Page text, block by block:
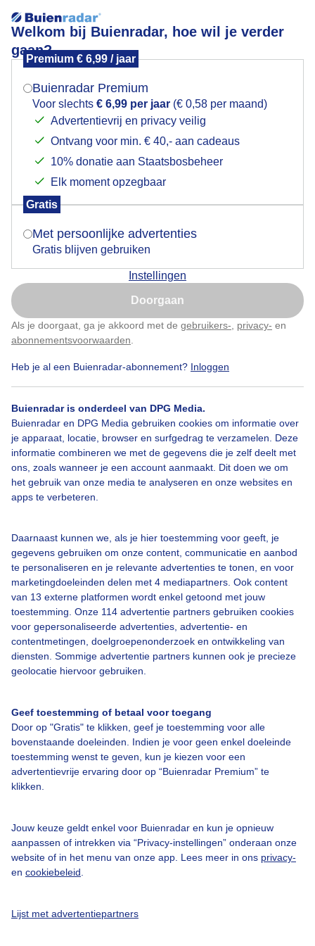
Welkom bij Buienradar, hoe wil je verder
gaan?
Premium € 6,99 / jaar
Buienradar Premium
Voor slechts € 6,99 per jaar (€ 0,58 per maand)
Advertentievrij en privacy veilig
Ontvang voor min. € 40,- aan cadeaus
10% donatie aan Staatsbosbeheer
Elk moment opzegbaar
Gratis
Met persoonlijke advertenties
Gratis blijven gebruiken
Instellingen
Doorgaan
Als je doorgaat, ga je akkoord met de gebruikers- privacy- en
abonnementsvoorwaarden
Heb je al een Buienradar-abonnement? Inloggen
Buienradar is onderdeel van DPG Media.
Buienradar en DPG Media gebruiken cookies om informatie over
je apparaat, locatie, browser en surfgedrag te verzamelen. Deze
informatie combineren we met de gegevens die je zelf deelt met
ons, zoals wanneer je een account aanmaakt. Dit doen we om
het gebruik van onze media te analyseren en onze websites en
apps te verbeteren.
Daarnaast kunnen we, als je hier toestemming voor geeft, je
gegevens gebruiken om onze content, communicatie en aanbod
te personaliseren en je relevante advertenties te tonen, en voor
marketingdoeleinden delen met 4 mediapartners. Ook content
van 13 externe platformen wordt enkel getoond met jouw
toestemming. Onze 114 advertentie partners gebruiken cookies
voor gepersonaliseerde advertenties, advertentie- en
contentmetingen, doelgroepenonderzoek en ontwikkeling van
diensten. Sommige advertentie partners kunnen ook je precieze
geolocatie hiervoor gebruiken.
Geef toestemming of betaal voor toegang
Door op "Gratis" te klikken, geef je toestemming voor alle
bovenstaande doeleinden. Indien je voor geen enkel doeleinde
toestemming wenst te geven, kun je kiezen voor een
advertentievrije ervaring door op “Buienradar Premium” te
klikken.
Jouw keuze geldt enkel voor Buienradar en kun je opnieuw
aanpassen of intrekken via “Privacy-instellingen” onderaan onze
website of in het menu van onze app. Lees meer in ons privacy-
en cookiebeleid
Lijst met advertentiepartners
Oranje boven
Nederlands elftal veel succes
Door: Toon Boons
Bekijk slideshow
Een moment geduld aub...
Over Buienradar
Contact
Toegankelijkheid
Gebruikersvoorwaarden
Buienradar Team
Privacy beleid
Cookie beleid
Gratis weerdata
Mogen we je locatie gebruiken voor het
Indien je hier nog geen akkoord op hebt gegeven,
verschijnt er zo een pop-up uit je browser waarin
Is goed, toon de popup
Nu niet, misschien later
Klik hierom dit aan te passen